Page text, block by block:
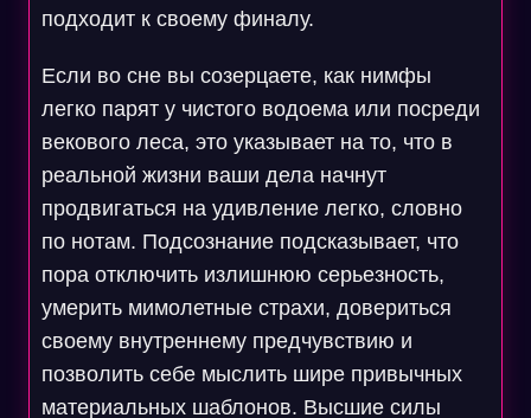
подходит к своему финалу.
Если во сне вы созерцаете, как нимфы
легко парят у чистого водоема или посреди
векового леса, это указывает на то, что в
реальной жизни ваши дела начнут
продвигаться на удивление легко, словно
по нотам. Подсознание подсказывает, что
пора отключить излишнюю серьезность,
умерить мимолетные страхи, довериться
своему внутреннему предчувствию и
позволить себе мыслить шире привычных
материальных шаблонов. Высшие силы